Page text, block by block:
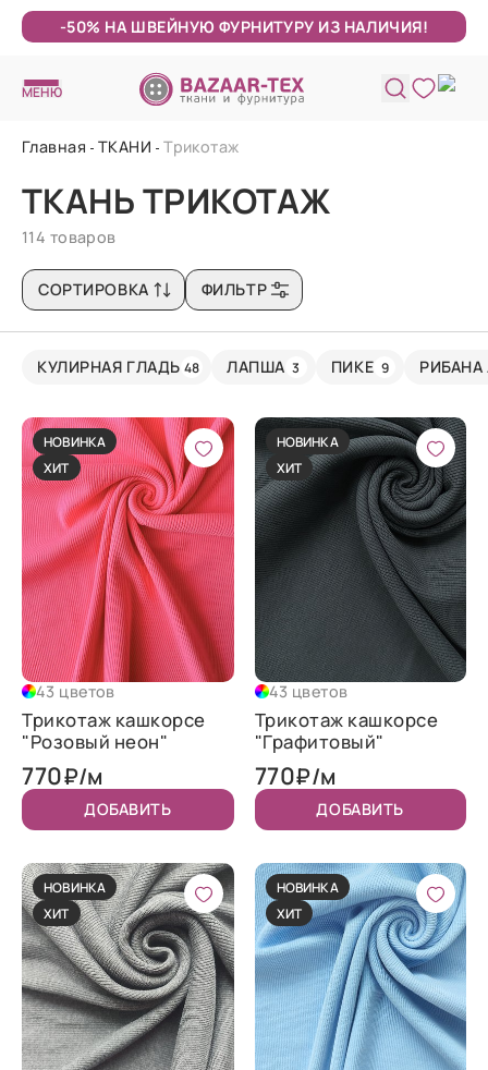
-50% НА ШВЕЙНУЮ ФУРНИТУРУ ИЗ НАЛИЧИЯ!
МЕНЮ
Главная ТКАНИ Трикотаж
ТКАНЬ ТРИКОТАЖ
114 товаров
СОРТИРОВКА ФИЛЬТР
КУЛИРНАЯ ГЛАДЬ 48 ЛАПША 3 ПИКЕ 9
НОВИНКА
ХИТ
43 цветов
Трикотаж кашкорсе
"Розовый неон"
770₽/м
ДОБАВИТЬ
НОВИНКА
ХИТ
43 цветов
Трикотаж кашкорсе
"Графитовый"
770₽/м
ДОБАВИТЬ
НОВИНКА
ХИТ
НОВИНКА
ХИТ